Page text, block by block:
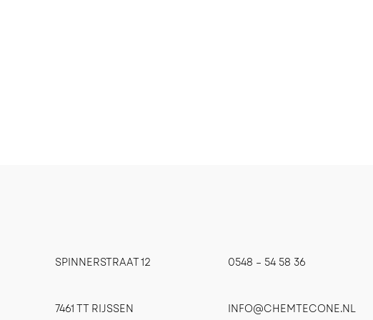
SPINNERSTRAAT 12
7461 TT RIJSSEN
0548 – 54 58 36
INFO@CHEMTECONE.NL